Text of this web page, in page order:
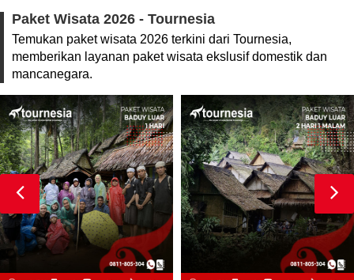
Paket Wisata 2026 - Tournesia
Temukan paket wisata 2026 terkini dari Tournesia,
memberikan layanan paket wisata ekslusif domestik dan
mancanegara.